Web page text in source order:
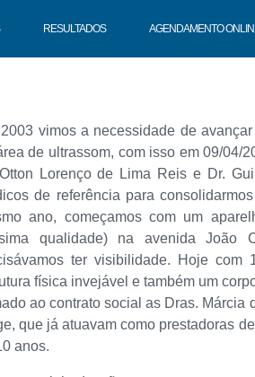
RESULTADOS AGENDAMENTO
vimos a necessidade de
de ultrassom, com isso em 09/04/
Lorenço de Lima Reis e Dr.
de referência para
ano, começamos com um
qualidade) na avenida João
ter visibilidade. Hoje com
física invejável e também um
ao contrato social as Dras. Márcia
que já atuavam como prestadoras
anos.